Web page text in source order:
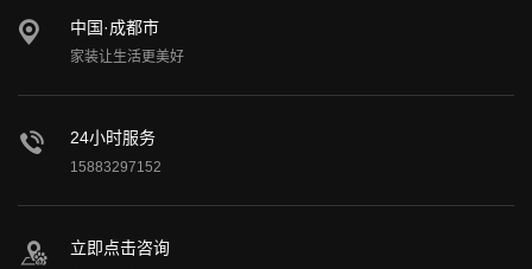
中国·成都市
家装让生活更美好
24小时服务
15883297152
立即点击咨询